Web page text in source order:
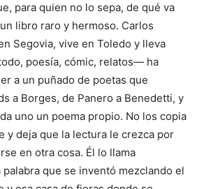
para quien no lo sepa, de qué va
libro raro y hermoso. Carlos
Segovia, vive en Toledo y lleva
poesía, cómic, relatos— ha
a un puñado de poetas que
a Borges, de Panero a Benedetti, y
uno un poema propio. No los copia
y deja que la lectura le crezca por
en otra cosa. Él lo llama
que se inventó mezclando el